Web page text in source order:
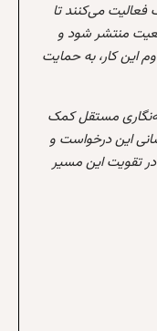
فعالیت می‌کنند تا
منتشر شود و
این کار، به حمایت
مستقل کمک
این درخواست و
تقویت این مسیر